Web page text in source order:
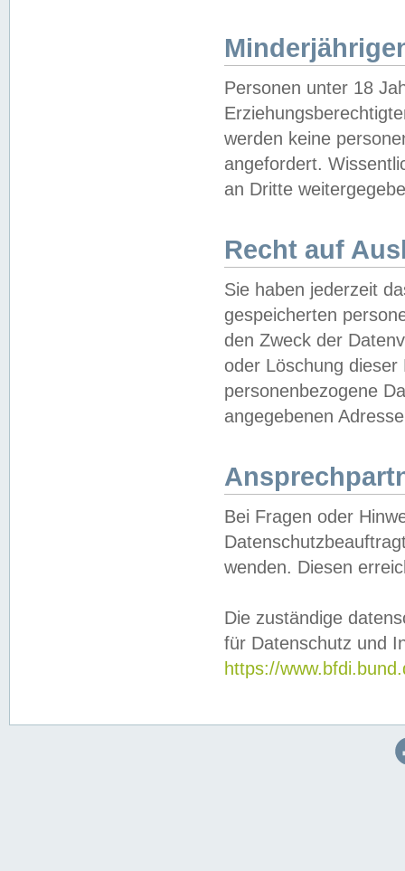
Personen unter 18
werden keine
angefordert.
an Dritte
Recht auf
Sie haben jederzeit
gespeicherten
den Zweck der
oder Löschung
personenbezogene
angegebenen
Bei Fragen oder
wenden. Diesen
Die zuständige
für Datenschutz und
https://